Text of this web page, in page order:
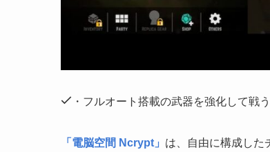
・フルオート搭載の武器を強化して戦
「電脳空間 Ncrypt」 は、自由に構成した